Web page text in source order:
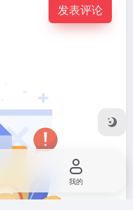
发表评论
我的